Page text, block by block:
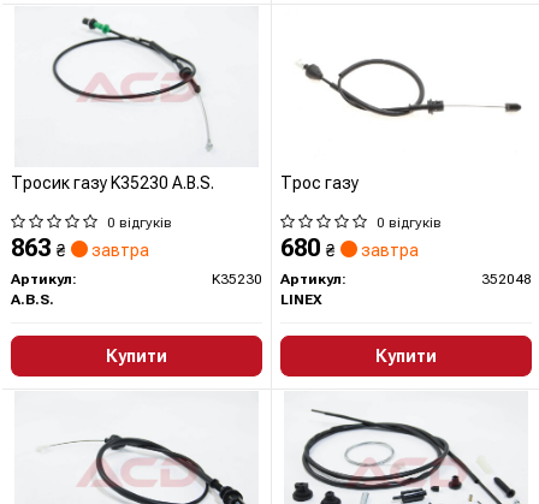
Тросик газу K35230 A.B.S.
0 відгуків
863 ₴ завтра
Артикул:
K35230
A.B.S.
Купити
Трос газу
0 відгуків
680 ₴ завтра
Артикул:
352048
LINEX
Купити